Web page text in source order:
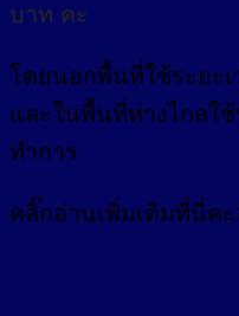
บาท คะ
โดยนอกพื้นที่ใช้ระยะ
และในพื้นที่ห่างไกลใ
ทำการ
คลิ๊กอ่านเพิ่มเติมที่นี่คะ